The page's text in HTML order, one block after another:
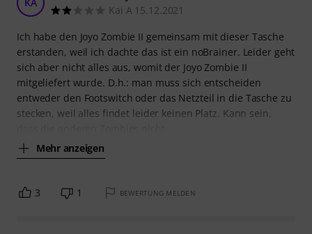
Kai A 15.12.2021
Ich habe den Joyo Zombie II gemeinsam mit dieser Tasche
erstanden, weil ich dachte das ist ein noBrainer. Leider geht
sich aber nicht alles aus, womit der Joyo Zombie II
mitgeliefert wurde. D.h.: man muss sich entscheiden
entweder den Footswitch oder das Netzteil in die Tasche zu
stecken, weil alles findet leider keinen Platz. Kann sein,
Mehr anzeigen
3 1 BEWERTUNG MELDEN